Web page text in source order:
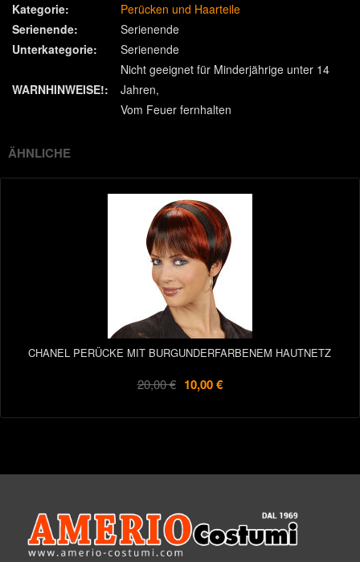
Kategorie:
Perücken und Haarteile
Serienende:
Serienende
Unterkategorie:
Serienende
WARNHINWEISE!:
Nicht geeignet für Minderjährige unter 14
Jahren
Vom Feuer fernhalten
ÄHNLICHE
CHANEL PERÜCKE MIT BURGUNDERFARBENEM HAUTNETZ
20,00 € 10,00 €